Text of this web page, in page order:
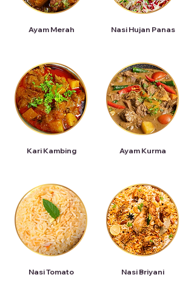
Ayam Merah
Kari Kambing
Nasi Tomato
Nasi Hujan Panas
Ayam Kurma
Nasi Briyani